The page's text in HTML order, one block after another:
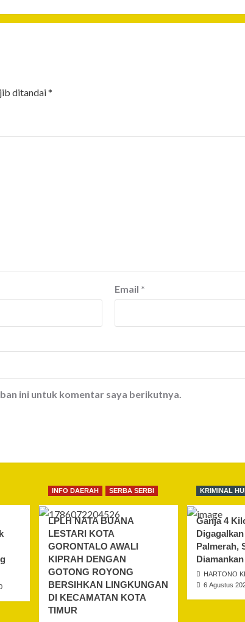
ditandai*
Email *
ini untuk komentar saya berikutnya.
INFO DAERAH SERBA SERBI
LPLH NATA BUANA
LESTARI KOTA
GORONTALO AWALI
KIPRAH DENGAN
GOTONG ROYONG
BERSIHKAN LINGKUNGAN
DI KECAMATAN KOTA
TIMUR
KRIMINAL
Ganja 4
Palmerah,
Diamankan
HARTONO
6 Agustus